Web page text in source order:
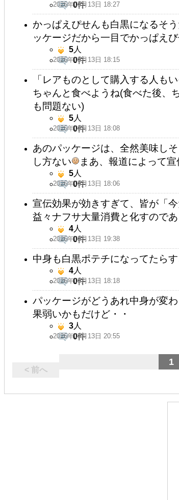
2026年05月13日 18:27
0件
かっぱえぴせんも白黒になるそ
ッケージだから一目でかっぱえ
2026年05月13日 18:15
5人
0件
「レアものとして購入する人も
ちゃんと食べようね(食べた後、
も問題ない)
2026年05月13日 18:08
5人
0件
あのパッケージは、全然美味し
し方ない
まあ、報道によって
2026年05月13日 18:06
5人
0件
宣伝効果が効きすぎて、皆が「
益々ナフサ大量消費と化すので
2026年05月13日 19:38
4人
0件
中身も白黒ポテチになってたら
2026年05月13日 18:18
4人
0件
パッケージがどうあれ中身が変
果弱いかもだけど・・
2026年05月13日 20:55
3人
0件
< 前へ
1